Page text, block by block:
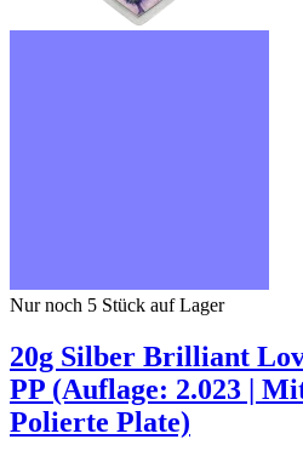
Nur noch 5 Stück auf Lager
20g Silber Brilliant
PP (Auflage: 2.023 |
Polierte Plate)